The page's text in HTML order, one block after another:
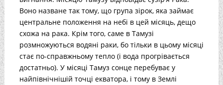
Воно назване так тому, що група зірок, яка займає
центральне положення на небі в цей місяць, дещо
схожа на рака. Крім того, саме в Тамузі
розмножуються водяні раки, бо тільки в цьому місяці
стає по-справжньому тепло (і вода прогрівається
достатньо). У місяці Тамуз сонце перебуває у
найпівнічнішій точці екватора, і тому в Землі